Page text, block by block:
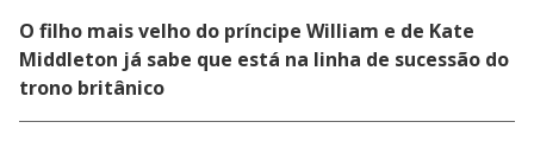
O filho mais velho do príncipe William e de Kate
Middleton já sabe que está na linha de sucessão do
trono britânico